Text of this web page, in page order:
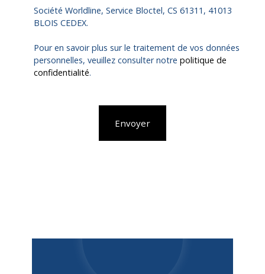
Société Worldline, Service Bloctel, CS 61311, 41013
BLOIS CEDEX.
Pour en savoir plus sur le traitement de vos données
personnelles, veuillez consulter notre politique de
confidentialité.
Envoyer